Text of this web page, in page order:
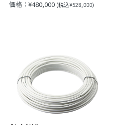
価格：¥480,000 (税込¥528,000)